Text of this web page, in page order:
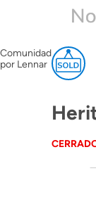
Comunidad
por Lennar